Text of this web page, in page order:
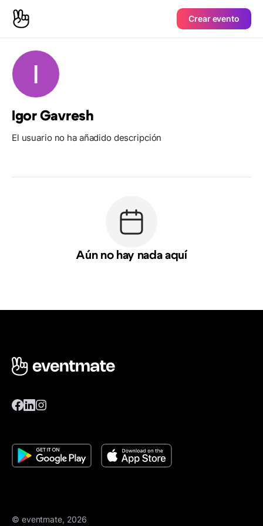
Crear evento
Igor Gavresh
El usuario no ha añadido descripción
Aún no hay nada aquí
© eventmate, 2026